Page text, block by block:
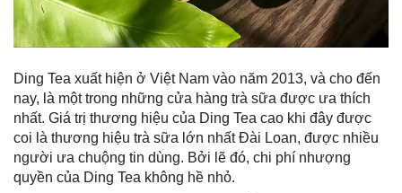
Ding Tea xuất hiện ở Việt Nam vào năm 2013, và cho đến
nay, là một trong những cửa hàng trà sữa được ưa thích
nhất. Giá trị thương hiệu của Ding Tea cao khi đây được
coi là thương hiệu trà sữa lớn nhất Đài Loan, được nhiều
người ưa chuộng tin dùng. Bởi lẽ đó, chi phí nhượng
quyền của Ding Tea không hề nhỏ.